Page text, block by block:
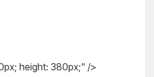
height: 380px;" />